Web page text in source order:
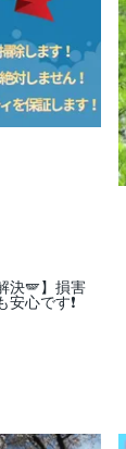
決🪽】損害
心です❗️